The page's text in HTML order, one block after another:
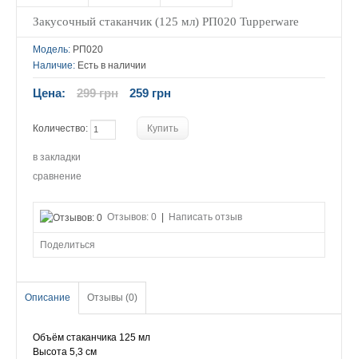
Закусочный стаканчик (125 мл) РП020 Tupperware
Модель: РП020
Наличие: Есть в наличии
Цена: 299 грн 259 грн
Количество:
в закладки
сравнение
Отзывов: 0 Написать отзыв
Поделиться
Описание Отзывы (0)
Объём стаканчика 125 мл
Высота 5,3 см